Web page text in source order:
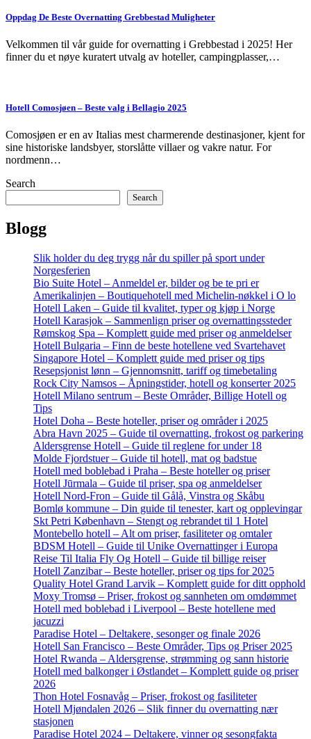
Oppdag De Beste Overnatting Grebbestad Muligheter
Velkommen til vår guide for overnatting i Grebbestad i 2025! Her
finner du et nøye kuratert utvalg av hoteller, campingplasser,…
Hotell Comosjøen – Beste valg i Bellagio 2025
Comosjøen er en av Italias mest charmerende destinasjoner, kjent for
sine historiske landsbyer, storslåtte villaer og vakre natur. For
nordmenn…
Search
Search
Blogg
Slik holder du deg trygg når du spiller på sport under
Norgesferien
Bio Suite Hotel – Anmeldel er, bilder og be te pri er
Amerikalinjen – Boutiquehotell med Michelin-nøkkel i O lo
Hotell Laken – Guide til kvalitet, typer og kjøp i Norge
Hotell Karasjok – Sammenlign priser og overnattingssteder
Rømskog Spa – Komplett guide med priser og anmeldelser
Hotell Bulgaria – Finn de beste hotellene ved Svartehavet
Singapore Hotel – Komplett guide med priser og tips
Resepsjonist lønn – Gjennomsnitt, tariff og timebetaling
Rock City Namsos – Åpningstider, hotell og konserter 2025
Hotell Milano sentrum – Beste Områder, Billige Hotell og
Tips
Hotel Doha – Beste hoteller, priser og områder i 2025
Abra Havn 2025 – Guide til overnatting, frokost og parkering
Aldersgrense Hotell – Guide til reglene for under 18
Molde Fjordstuer – Guide til hotell, mat og badstue
Hotell med boblebad i Praha – Beste hoteller og priser
Hotell Jūrmala – Guide til priser, spa og anmeldelser
Hotell Nord-Fron – Guide til Gålå, Vinstra og Skåbu
Bomlø kommune – Din guide til tenester, kart og opplevingar
Skt Petri København – Stengt og rebrandet til 1 Hotel
Montebello hotell – Alt om priser, fasiliteter og omtaler
BDSM Hotell – Guide til Unike Overnattinger i Europa
Reise Til Italia Fly Og Hotell – Guide til billige reiser
Hotell Zanzibar – Beste hoteller, priser og tips for 2025
Quality Hotel Grand Larvik – Komplett guide for ditt opphold
Moxy Tromsø – Priser, frokost og sannheten om omdømmet
Hotell med boblebad i Liverpool – Beste hotellene med
jacuzzi
Paradise Hotel – Deltakere, sesonger og finale 2026
Hotell San Francisco – Beste Områder, Tips og Priser 2025
Hotel Rwanda – Aldersgrense, strømming og sann historie
Hotell med balkonger i Østlandet – Komplett guide og priser
2026
Thon Hotel Fosnavåg – Priser, frokost og fasiliteter
Hotell Mjøndalen 2026 – Slik finner du overnatting nær
stasjonen
Paradise Hotel 2024 – Deltakere, vinner og sesongfakta